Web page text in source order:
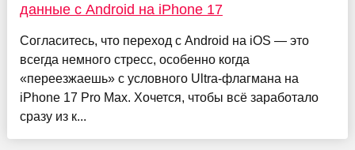
данные с Android на iPhone 17
Согласитесь, что переход с Android на iOS — это
всегда немного стресс, особенно когда
«переезжаешь» с условного Ultra-флагмана на
iPhone 17 Pro Max. Хочется, чтобы всё заработало
сразу из к...